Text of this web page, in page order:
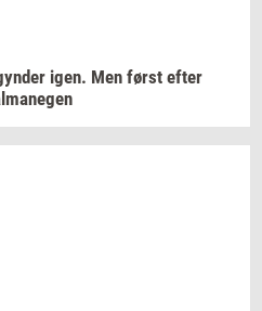
igen. Men først efter